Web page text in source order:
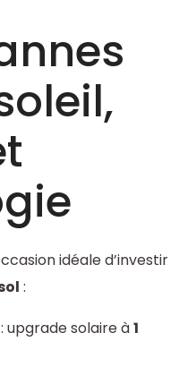
idéale d’investir
:
: upgrade solaire à1